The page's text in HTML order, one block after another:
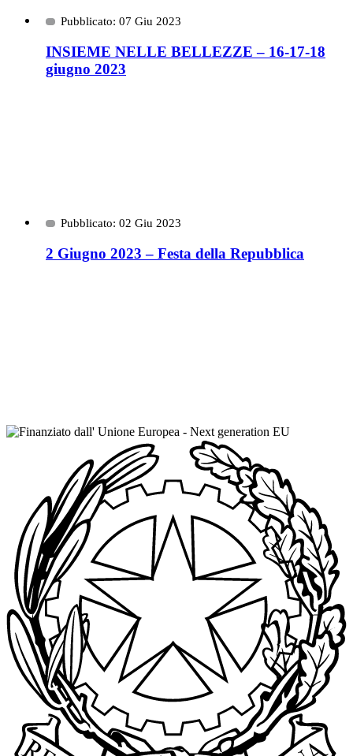
Pubblicato: 07 Giu 2023
INSIEME NELLE BELLEZZE – 16-17-18
giugno 2023
Pubblicato: 02 Giu 2023
2 Giugno 2023 – Festa della Repubblica